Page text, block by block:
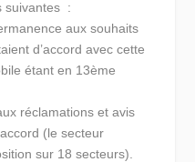
suivantes :
aux souhaits
d’accord avec cette
étant en 13ème
réclamations et avis
(le secteur
sur 18 secteurs).